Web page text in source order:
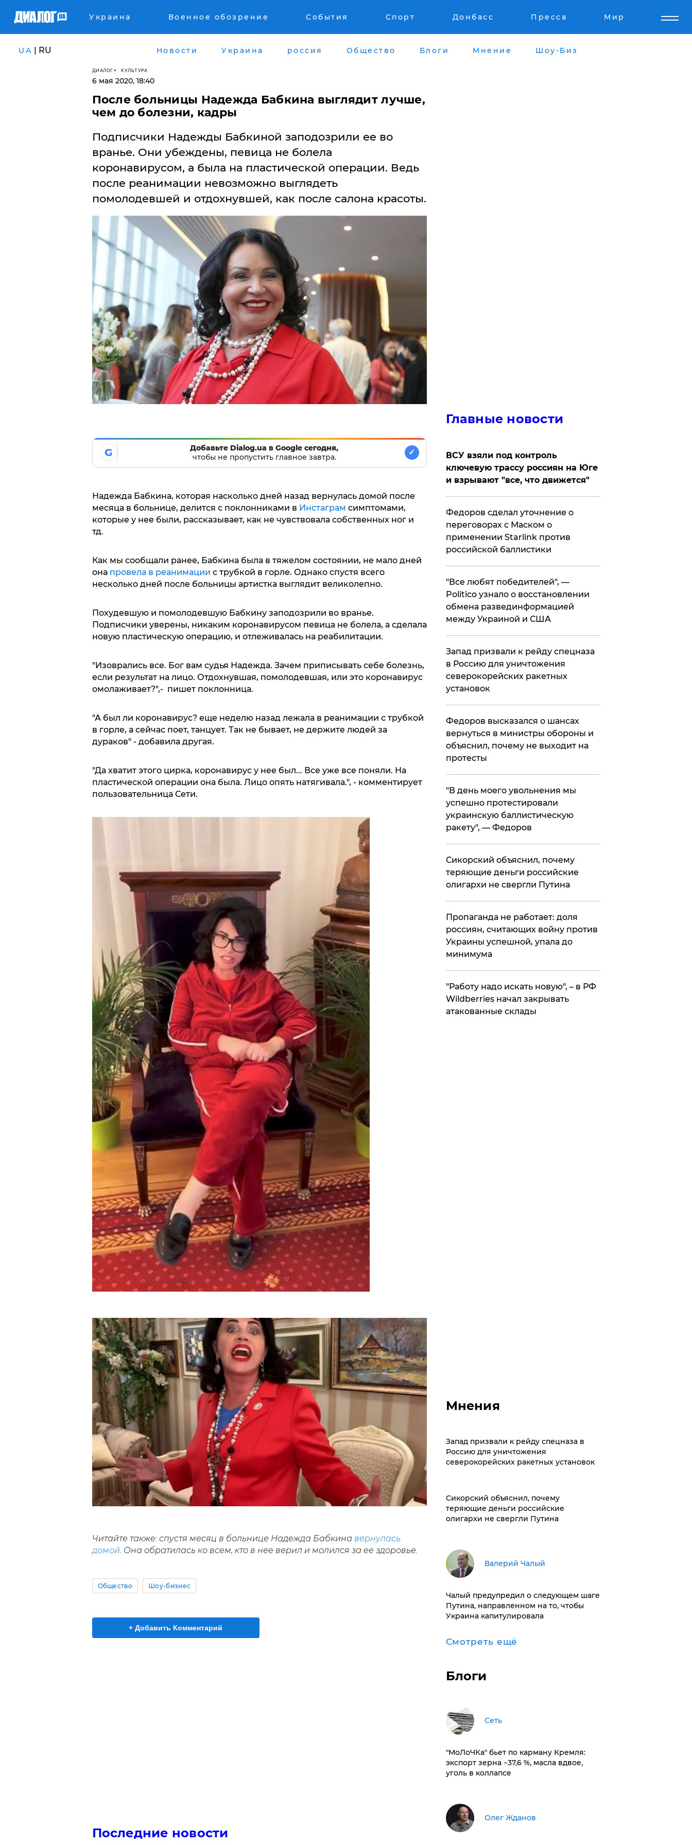
Украина Военное обозрение События Спорт Донбасс Пресса Мир
UA | RU Новости Украина россия Общество Блоги Мнение Шоу-Биз
ДИАЛОГ КУЛЬТУРА
6 мая 2020, 18:40
После больницы Надежда Бабкина выглядит лучше,
чем до болезни, кадры
Подписчики Надежды Бабкиной заподозрили ее во
вранье. Они убеждены, певица не болела
коронавирусом, а была на пластической операции. Ведь
после реанимации невозможно выглядеть
помолодевшей и отдохнувшей, как после салона красоты.
G
Добавьте Dialog.ua в Google сегодня,
чтобы не пропустить главное завтра.
✓
Надежда Бабкина, которая насколько дней назад вернулась домой после
месяца в больнице, делится с поклонниками в Инстаграм симптомами,
которые у нее были, рассказывает, как не чувствовала собственных ног и
тд.
Как мы сообщали ранее, Бабкина была в тяжелом состоянии, не мало дней
она провела в реанимации с трубкой в горле. Однако спустя всего
несколько дней после больницы артистка выглядит великолепно.
Похудевшую и помолодевшую Бабкину заподозрили во вранье.
Подписчики уверены, никаким коронавирусом певица не болела, а сделала
новую пластическую операцию, и отлеживалась на реабилитации.
"Изоврались все. Бог вам судья Надежда. Зачем приписывать себе болезнь,
если результат на лицо. Отдохнувшая, помолодевшая, или это коронавирус
омолаживает?",- пишет поклонница.
"А был ли коронавирус? еще неделю назад лежала в реанимации с трубкой
в горле, а сейчас поет, танцует. Так не бывает, не держите людей за
дураков" - добавила другая.
"Да хватит этого цирка, коронавирус у нее был... Все уже все поняли. На
пластической операции она была. Лицо опять натягивала.", - комментирует
пользовательница Сети.
Читайте также: спустя месяц в больнице Надежда Бабкина вернулась
домой. Она обратилась ко всем, кто в нее верил и молился за ее здоровье.
Общество Шоу-бизнес
+ Добавить Комментарий
Последние новости
Главные новости
ВСУ взяли под контроль
ключевую трассу россиян на Юге
и взрывают "все, что движется"
Федоров сделал уточнение о
переговорах с Маском о
применении Starlink против
российской баллистики
​"Все любят победителей", —
Politico узнало о восстановлении
обмена развединформацией
между Украиной и США
Запад призвали к рейду спецназа
в Россию для уничтожения
северокорейских ракетных
установок
Федоров высказался о шансах
вернуться в министры обороны и
объяснил, почему не выходит на
протесты
​"В день моего увольнения мы
успешно протестировали
украинскую баллистическую
ракету", — Федоров
Сикорский объяснил, почему
теряющие деньги российские
олигархи не свергли Путина
​Пропаганда не работает: доля
россиян, считающих войну против
Украины успешной, упала до
минимума
"Работу надо искать новую", – в РФ
Wildberries начал закрывать
атакованные склады
Мнения
Запад призвали к рейду спецназа в
Россию для уничтожения
северокорейских ракетных установок
Сикорский объяснил, почему
теряющие деньги российские
олигархи не свергли Путина
Валерий Чалый
Чалый предупредил о следующем шаге
Путина, направленном на то, чтобы
Украина капитулировала
Смотреть ещё
Блоги
Сеть
​"МоЛоЧКа" бьет по карману Кремля:
экспорт зерна −37,6 %, масла вдвое,
уголь в коллапсе
Олег Жданов